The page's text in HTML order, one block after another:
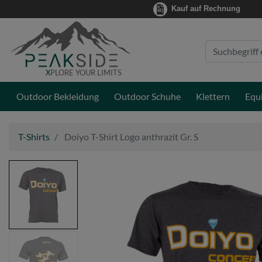
Kauf auf Rechnung
XPLORE YOUR LIMITS
Suche
Eingabefeld
Outdoor Bekleidung Outdoor Schuhe Klettern
T-Shirts Doiyo T-Shirt Logo anthrazit Gr. S